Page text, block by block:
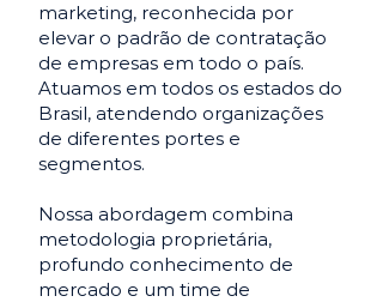
marketing, reconhecida por
elevar o padrão de contratação
de empresas em todo o país.
Atuamos em todos os estados do
Brasil, atendendo organizações
de diferentes portes e
segmentos.
Nossa abordagem combina
metodologia proprietária,
profundo conhecimento de
mercado e um time de